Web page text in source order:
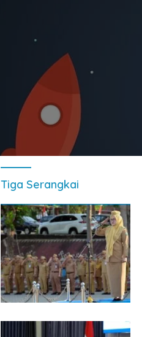
Tiga Serangkai